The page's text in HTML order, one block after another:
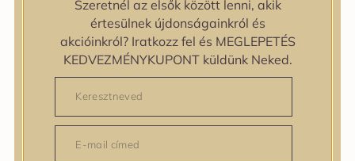
zipiderm
Bőrállapot
Bőrállapot
Bőrtípus
Bőrtípus
Kombinált
Száraz
Szeretnél az elsők között lenni, akik
értesülnek újdonságainkról és
akcióinkról? Iratkozz fel és MEGLEPETÉS
KEDVEZMÉNYKUPONT küldünk Neked.